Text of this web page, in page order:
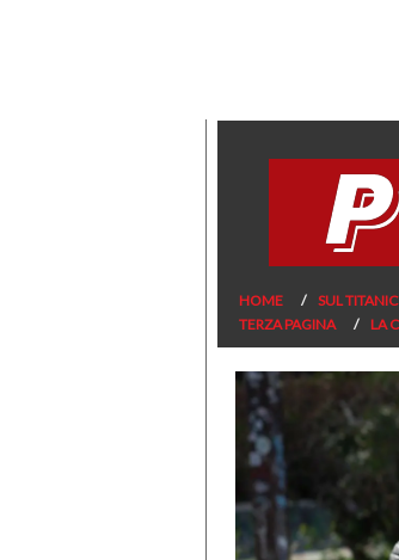
HOME SUL TITANIC
TERZA PAGINA
LA